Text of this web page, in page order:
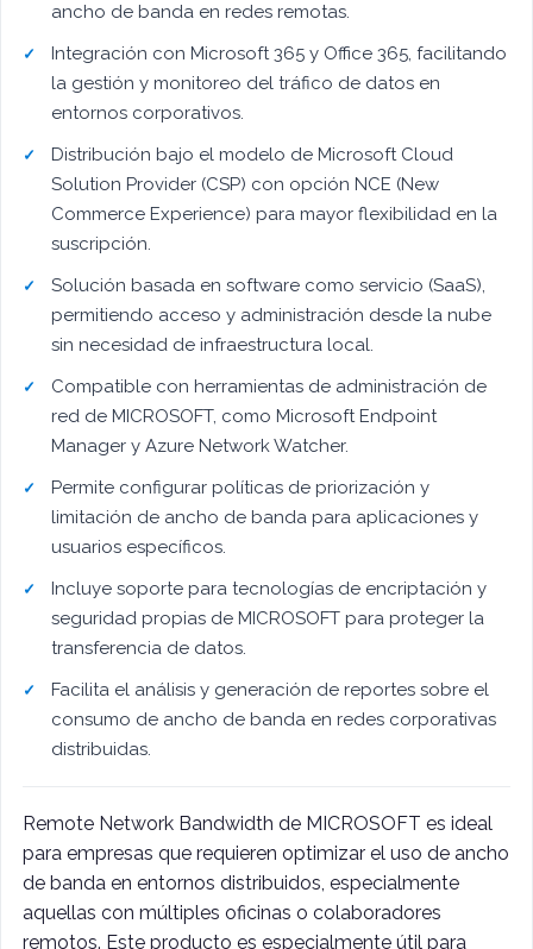
ancho de banda en redes remotas.
Integración con Microsoft 365 y Office 365, facilitando
la gestión y monitoreo del tráfico de datos en
entornos corporativos.
Distribución bajo el modelo de Microsoft Cloud
Solution Provider (CSP) con opción NCE (New
Commerce Experience) para mayor flexibilidad en la
suscripción.
Solución basada en software como servicio (SaaS),
permitiendo acceso y administración desde la nube
sin necesidad de infraestructura local.
Compatible con herramientas de administración de
red de MICROSOFT, como Microsoft Endpoint
Manager y Azure Network Watcher.
Permite configurar políticas de priorización y
limitación de ancho de banda para aplicaciones y
usuarios específicos.
Incluye soporte para tecnologías de encriptación y
seguridad propias de MICROSOFT para proteger la
transferencia de datos.
Facilita el análisis y generación de reportes sobre el
consumo de ancho de banda en redes corporativas
distribuidas.
Remote Network Bandwidth de MICROSOFT es ideal
para empresas que requieren optimizar el uso de ancho
de banda en entornos distribuidos, especialmente
aquellas con múltiples oficinas o colaboradores
remotos. Este producto es especialmente útil para